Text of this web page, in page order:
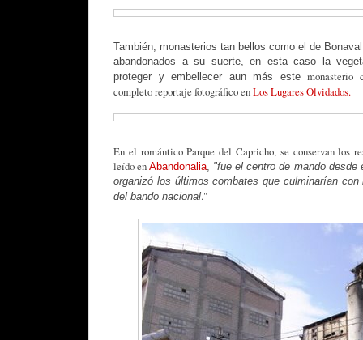
También, monasterios tan bellos como el de
abandonados a su suerte, en esta caso la
proteger y embellecer aun más estemonasterio
completo reportaje fotográfico enLos Lugares Olvidados.
En el romántico Parque del Capricho, se conservan los
leído enAbandonalia, "fue el centro de mando desde
organizó los últimos combates que culminarían
del bando nacional."